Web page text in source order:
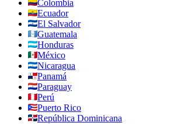
Colombia
Ecuador
El Salvador
Guatemala
Honduras
México
Nicaragua
Panamá
Paraguay
Perú
Puerto Rico
República Dominicana